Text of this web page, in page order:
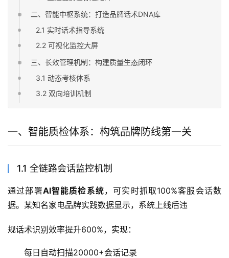
二、智能中枢系统：打造品牌话术DNA库
2.1 实时话术指导系统
2.2 可视化监控大屏
三、长效管理机制：构建质量生态闭环
3.1 动态考核体系
3.2 双向培训机制
一、智能质检体系：构筑品牌防线第一关
1.1 全链路会话监控机制
通过部署AI智能质检系统，可实时抓取100%客服会话数
据。某知名家电品牌实践数据显示，系统上线后违
规话术识别效率提升600%，实现：
每日自动扫描20000+会话记录